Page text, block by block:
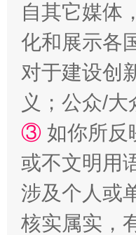
自其它媒体
化和展示各
对于建设创
义；公众/
③ 如你所反
或不文明用
涉及个人或
核实属实，